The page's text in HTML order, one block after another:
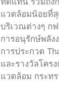
แวดล้อมน้อยที่
บริเวณต่างๆ ก
การอนุรักษ์พลัง
การประกวด
และรางวัลโคร
แวดล้อม กระท